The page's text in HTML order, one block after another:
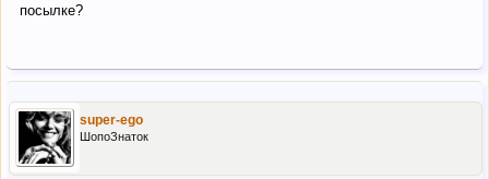
посылке?
super-ego
ШопоЗнаток